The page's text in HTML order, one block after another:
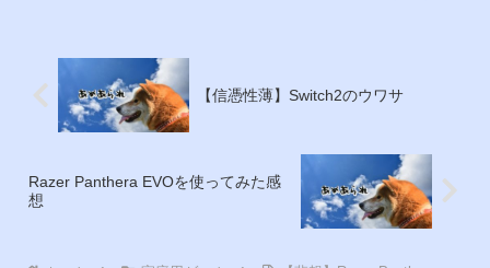
【信憑性薄】Switch2のウワサ
Razer Panthera EVOを使ってみた感
想